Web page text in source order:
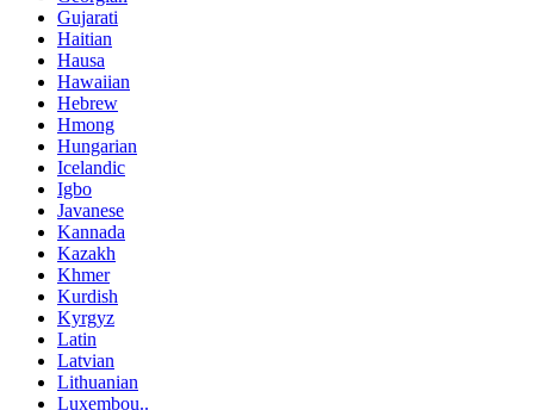
Gujarati
Haitian
Hausa
Hawaiian
Hebrew
Hmong
Hungarian
Icelandic
Igbo
Javanese
Kannada
Kazakh
Khmer
Kurdish
Kyrgyz
Latin
Latvian
Lithuanian
Luxembou..